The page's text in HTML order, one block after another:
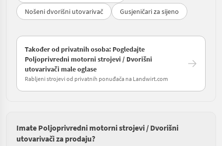
Nošeni dvorišni utovarivač
Gusjeničari za sijeno
Također od privatnih osoba: Pogledajte
Poljoprivredni motorni strojevi / Dvorišni
utovarivači male oglase
Rabljeni strojevi od privatnih ponuđača na Landwirt.com
Imate Poljoprivredni motorni strojevi / Dvorišni
utovarivači za prodaju?